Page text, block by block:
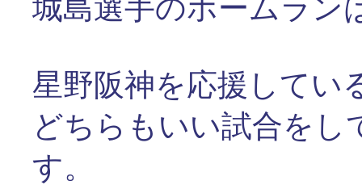
城島選手のホームラン
星野阪神を応援してい
どちらもいい試合を
す。